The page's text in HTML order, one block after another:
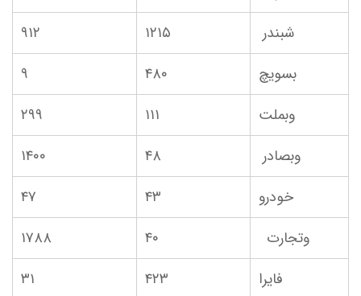
شبندر
۱۲۱۵
۹۱۲
بسویچ
۴۸۰
۹
وبملت
۱۱۱
۲۹۹
وبصادر
۴۸
۱۴۰۰
خودرو
۴۳
۴۷
وتجارت
۴۰
۱۷۸۸
فایرا
۴۲۳
۳۱